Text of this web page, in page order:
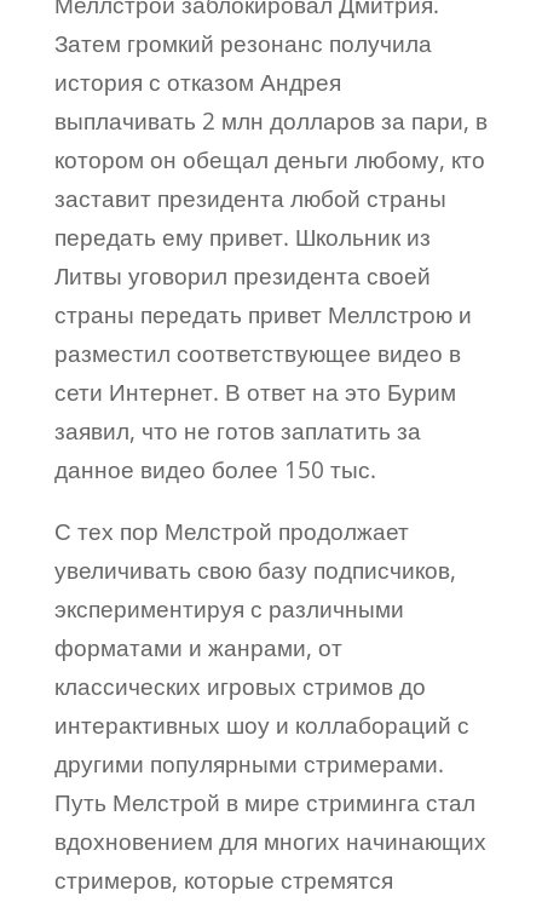
Затем громкий резонанс получила
история с отказом Андрея
выплачивать 2 млн долларов за пари, в
котором он обещал деньги любому, кто
заставит президента любой страны
передать ему привет. Школьник из
Литвы уговорил президента своей
страны передать привет Меллстрою и
разместил соответствующее видео в
сети Интернет. В ответ на это Бурим
заявил, что не готов заплатить за
данное видео более 150 тыс.
С тех пор Мелстрой продолжает
увеличивать свою базу подписчиков,
экспериментируя с различными
форматами и жанрами, от
классических игровых стримов до
интерактивных шоу и коллабораций с
другими популярными стримерами.
Путь Мелстрой в мире стриминга стал
вдохновением для многих начинающих
стримеров, которые стремятся